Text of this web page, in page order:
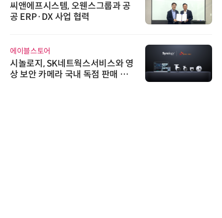
씨앤에프시스템, 오웬스그룹과 공
공 ERP·DX 사업 협력
에이블스토어
시놀로지, SK네트웍스서비스와 영
상 보안 카메라 국내 독점 판매 파